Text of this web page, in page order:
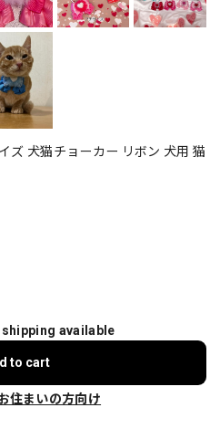
ズ 犬猫チョーカー リボン 犬用 猫
available
to cart
住まいの方向け